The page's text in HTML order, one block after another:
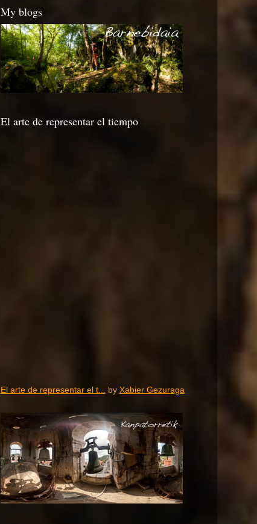
My blogs
El arte de representar el tiempo
El arte de representar el t... by Xabier Gezuraga